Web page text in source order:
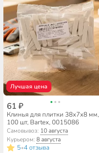
Лучшая цена
61 ₽
Клинья для плитки 38х7х8 мм,
100 шт, Bartex, 0015086
Самовывоз: 10 августа
Курьером:8 августа
5•4 отзыва